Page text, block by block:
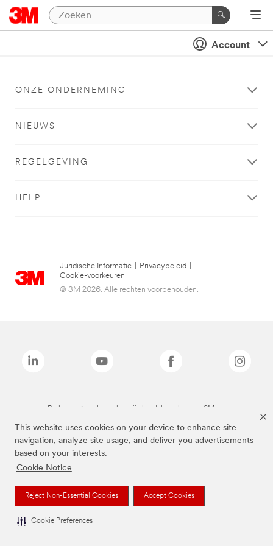
This website uses cookies on your device to enhance site
navigation, analyze site usage, and deliver you advertisements
based on your interests.
Cookie Notice
Reject Non-Essential Cookies Accept Cookies
Cookie Preferences
Account
ONZE ONDERNEMING
NIEUWS
REGELGEVING
HELP
Juridische Informatie Privacybeleid
Cookie-voorkeuren
© 3M 2026. Alle rechten voorbehouden.
De bovenstaande merken zijn handelsmerken van 3M.we